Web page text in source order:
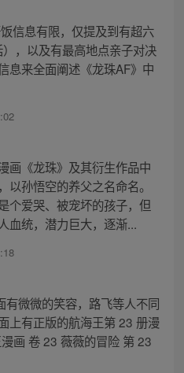
信息有限，仅提及到有超六
，以及有最高地点亲子对决
息来全面阐述《龙珠AF》中
画《龙珠》及其衍生作品中
孙悟空的养父之名命名。
个爱哭、被宠坏的孩子，但
血统，潜力巨大，逐渐...
微微的笑容，路飞等人不同
上有正版的航海王第 23 册漫
画 卷 23 薇薇的冒险 第 23